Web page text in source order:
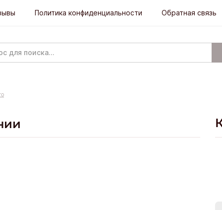
Политика конфиденциальности Обратная связь